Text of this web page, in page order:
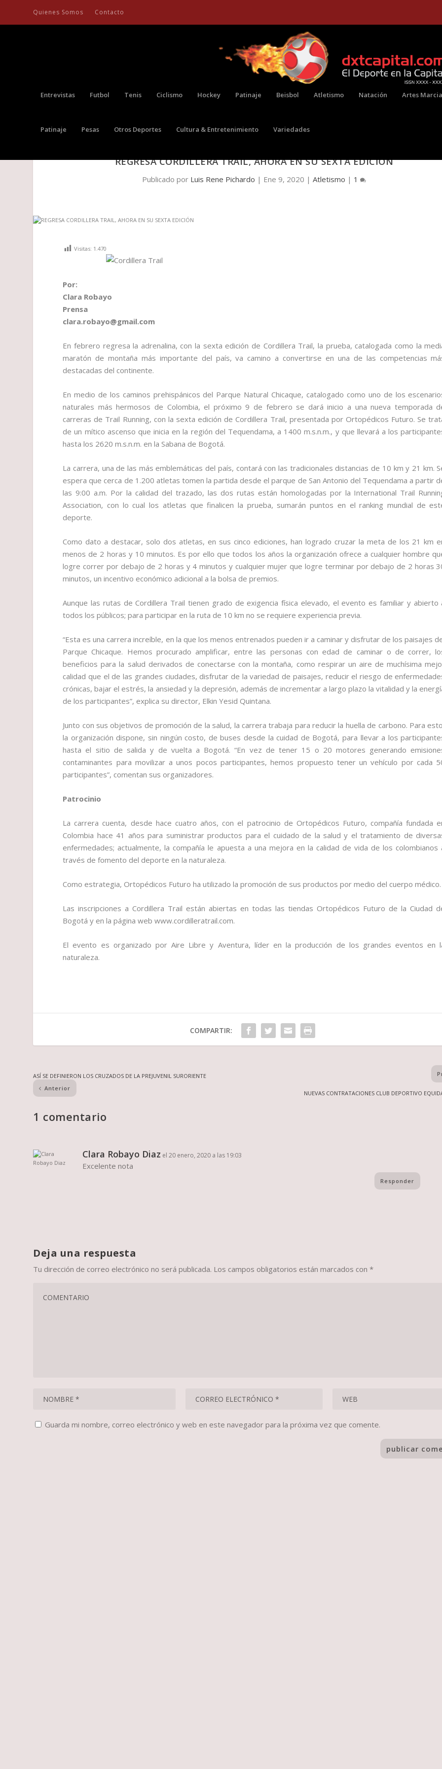
Quienes Somos Contacto
Entrevistas Futbol Tenis Ciclismo Hockey Patinaje Beisbol Atletismo Natación Artes
Patinaje Pesas Otros Deportes Cultura & Entretenimiento Variedades
REGRESA CORDILLERA TRAIL, AHORA EN SU SEXTA EDICIÓN
Publicado por Luis Rene Pichardo | Ene 9, 2020 | Atletismo | 1
Visitas: 1.470
Por:
Clara Robayo
Prensa
clara.robayo@gmail.com
En febrero regresa la adrenalina, con la sexta edición de Cordillera Trail, la prueba, catalogada como la
maratón de montaña más importante del país, va camino a convertirse en una de las competencias
destacadas del continente.
En medio de los caminos prehispánicos del Parque Natural Chicaque, catalogado como uno de los
naturales más hermosos de Colombia, el próximo 9 de febrero se dará inicio a una nueva temporada
carreras de Trail Running, con la sexta edición de Cordillera Trail, presentada por Ortopédicos Futuro. Se
de un mítico ascenso que inicia en la región del Tequendama, a 1400 m.s.n.m., y que llevará a los
hasta los 2620 m.s.n.m. en la Sabana de Bogotá.
La carrera, una de las más emblemáticas del país, contará con las tradicionales distancias de 10 km y 21 km.
espera que cerca de 1.200 atletas tomen la partida desde el parque de San Antonio del Tequendama a partir
las 9:00 a.m. Por la calidad del trazado, las dos rutas están homologadas por la International Trail
Association, con lo cual los atletas que finalicen la prueba, sumarán puntos en el ranking mundial de
deporte.
Como dato a destacar, solo dos atletas, en sus cinco ediciones, han logrado cruzar la meta de los 21 km
menos de 2 horas y 10 minutos. Es por ello que todos los años la organización ofrece a cualquier hombre
logre correr por debajo de 2 horas y 4 minutos y cualquier mujer que logre terminar por debajo de 2 horas
minutos, un incentivo económico adicional a la bolsa de premios.
Aunque las rutas de Cordillera Trail tienen grado de exigencia física elevado, el evento es familiar y abierto
todos los públicos; para participar en la ruta de 10 km no se requiere experiencia previa.
“Esta es una carrera increíble, en la que los menos entrenados pueden ir a caminar y disfrutar de los paisajes
Parque Chicaque. Hemos procurado amplificar, entre las personas con edad de caminar o de correr,
beneficios para la salud derivados de conectarse con la montaña, como respirar un aire de muchísima
calidad que el de las grandes ciudades, disfrutar de la variedad de paisajes, reducir el riesgo de
crónicas, bajar el estrés, la ansiedad y la depresión, además de incrementar a largo plazo la vitalidad y la
de los participantes”, explica su director, Elkin Yesid Quintana.
Junto con sus objetivos de promoción de la salud, la carrera trabaja para reducir la huella de carbono. Para
la organización dispone, sin ningún costo, de buses desde la cuidad de Bogotá, para llevar a los
hasta el sitio de salida y de vuelta a Bogotá. “En vez de tener 15 o 20 motores generando
contaminantes para movilizar a unos pocos participantes, hemos propuesto tener un vehículo por cada
participantes”, comentan sus organizadores.
Patrocinio
La carrera cuenta, desde hace cuatro años, con el patrocinio de Ortopédicos Futuro, compañía fundada
Colombia hace 41 años para suministrar productos para el cuidado de la salud y el tratamiento de
enfermedades; actualmente, la compañía le apuesta a una mejora en la calidad de vida de los colombianos
través de fomento del deporte en la naturaleza.
Como estrategia, Ortopédicos Futuro ha utilizado la promoción de sus productos por medio del cuerpo médico.
Las inscripciones a Cordillera Trail están abiertas en todas las tiendas Ortopédicos Futuro de la Ciudad
Bogotá y en la página web www.cordilleratrail.com.
El evento es organizado por Aire Libre y Aventura, líder en la producción de los grandes eventos en
naturaleza.
COMPARTIR:
ASÍ SE DEFINIERON LOS CRUZADOS DE LA PREJUVENIL SURORIENTE
Anterior
NUEVAS CONTRATACIONES CLUB DEPORTIVO
1 comentario
Clara Robayo Diaz el 20 enero, 2020 a las 19:03
Excelente nota
Responder
Deja una respuesta
Tu dirección de correo electrónico no será publicada. Los campos obligatorios están marcados con*
Guarda mi nombre, correo electrónico y web en este navegador para la próxima vez que comente.